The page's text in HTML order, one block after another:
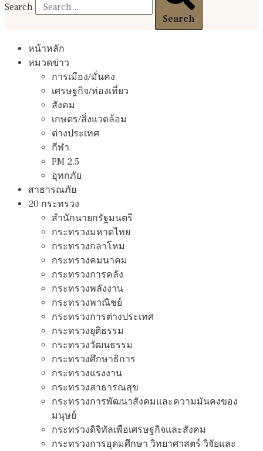
Search
Search
หน้าหลัก
หมวดข่าว
การเมือง/มั่นคง
เศรษฐกิจ/ท่องเที่ยว
สังคม
เกษตร/สิ่งแวดล้อม
ต่างประเทศ
กีฬา
PM 2.5
อุทกภัย
สาธารณภัย
20 กระทรวง
สํานักนายกรัฐมนตรี
กระทรวงมหาดไทย
กระทรวงกลาโหม
กระทรวงคมนาคม
กระทรวงการคลัง
กระทรวงพลังงาน
กระทรวงพาณิชย์
กระทรวงการต่างประเทศ
กระทรวงยุติธรรม
กระทรวงวัฒนธรรม
กระทรวงศึกษาธิการ
กระทรวงแรงงาน
กระทรวงสาธารณสุข
กระทรวงการพัฒนาสังคมและความมันคงของ
มนุษย์
กระทรวงดิจิทัลเพือเศรษฐกิจและสังคม
กระทรวงการอุดมศึกษา วิทยาศาสตร์ วิจัยและ